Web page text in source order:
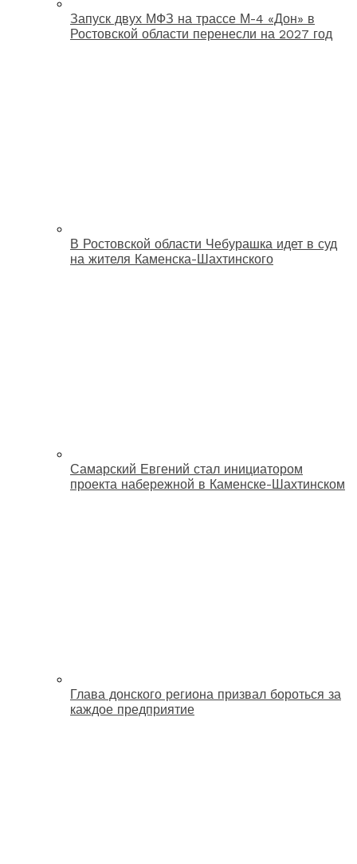
Запуск двух МФЗ на трассе М-4 «Дон» в
Ростовской области перенесли на 2027 год
В Ростовской области Чебурашка идет в суд
на жителя Каменска-Шахтинского
Самарский Евгений стал инициатором
проекта набережной в Каменске-Шахтинском
Глава донского региона призвал бороться за
каждое предприятие